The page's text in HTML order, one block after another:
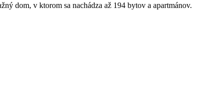
dom, v ktorom sa nachádza až 194 bytov a apartmánov.